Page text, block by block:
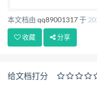
块，所有无线模块都
或者 CE 认证 7）高
解决了业内“假在线”
本文档由 qq89001317于
收藏 分享
给文档打分